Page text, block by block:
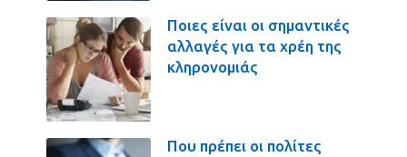
Ποιες είναι οι σημαντικές
αλλαγές για τα χρέη της
κληρονομιάς
Που πρέπει οι πολίτες